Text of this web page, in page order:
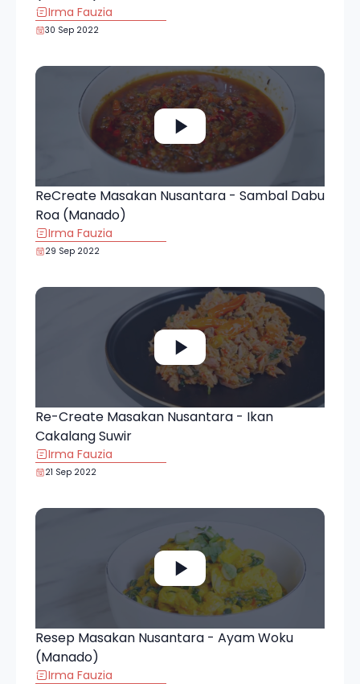
Irma Fauzia
30 Sep 2022
ReCreate Masakan Nusantara - Sambal Dabu
Roa (Manado)
Irma Fauzia
29 Sep 2022
Re-Create Masakan Nusantara - Ikan
Cakalang Suwir
Irma Fauzia
21 Sep 2022
Resep Masakan Nusantara - Ayam Woku
(Manado)
Irma Fauzia